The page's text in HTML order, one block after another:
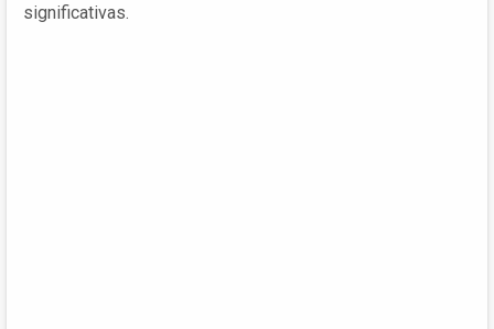
significativas.